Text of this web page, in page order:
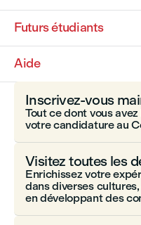
Futurs étudiants
Aide
Inscrivez-vous
Tout ce dont vous
votre candidature au
Visitez toutes les
Enrichissez votre
dans diverses
en développant des